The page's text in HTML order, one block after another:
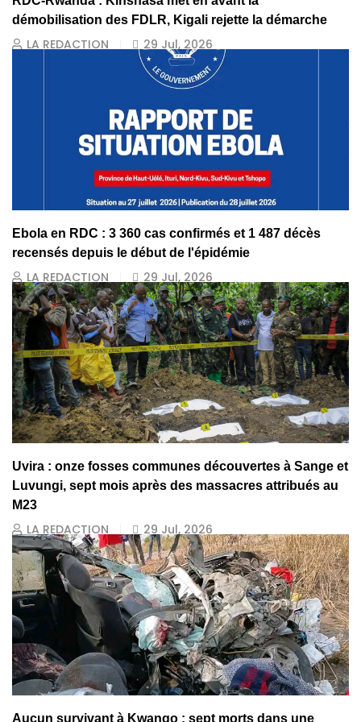
démobilisation des FDLR, Kigali rejette la démarche
LA REDACTION 29 Jul, 2026
Ebola en RDC : 3 360 cas confirmés et 1 487 décès
recensés depuis le début de l'épidémie
LA REDACTION 29 Jul, 2026
Uvira : onze fosses communes découvertes à Sange et
Luvungi, sept mois après des massacres attribués au
M23
LA REDACTION 29 Jul, 2026
Aucun survivant à Kwango : sept morts dans une